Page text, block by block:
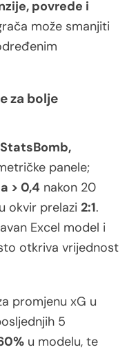
povrede i
može smanjiti
za bolje
panele;
> 0,4 nakon 20
okvir prelazi 2:1.
Excel model i
otkriva vrijednost
promjenu xG u
5
u modelu, te